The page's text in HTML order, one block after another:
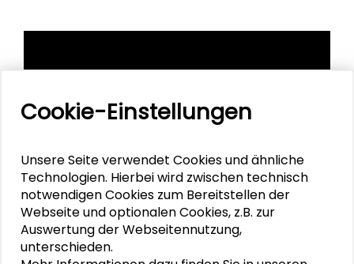
Cookie-Einstellungen
Unsere Seite verwendet Cookies und ähnliche
Technologien. Hierbei wird zwischen technisch
notwendigen Cookies zum Bereitstellen der
Webseite und optionalen Cookies, z.B. zur
Auswertung der Webseitennutzung,
unterschieden.